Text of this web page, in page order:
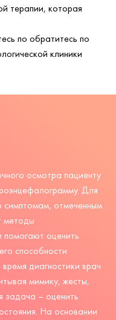
терапии, которая
по обратитесь по
клиники
осмотра пациенту
Для
симптомам, отмеченным
методы
помогают оценить
способности
диагностики врач
мимику, жесты,
задача – оценить
На основании